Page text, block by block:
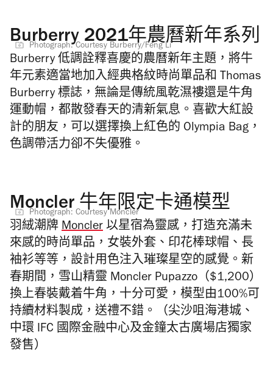
Burberry 2021年農曆新年系列
Photograph: Courtesy Burberry/Feng Li
Burberry 低調詮釋喜慶的農曆新年主題，將牛
年元素適當地加入經典格紋時尚單品和 Thomas
Burberry 標誌，無論是傳統風乾濕褸還是牛角
運動帽，都散發春天的清新氣息。喜歡大紅設
計的朋友，可以選擇換上紅色的 Olympia Bag ，
色調帶活力卻不失優雅。
Moncler 牛年限定卡通模型
Photograph: Courtesy Moncler
羽絨潮牌 Moncler 以星宿為靈感，打造充滿未
來感的時尚單品，女裝外套、印花棒球帽、長
袖衫等等，設計用色注入璀璨星空的感覺。新
春期間，雪山精靈 Moncler Pupazzo（$1,200）
換上春裝戴着牛角，十分可愛，模型由100%可
持續材料製成，送禮不錯。（尖沙咀海港城、
中環 IFC 國際金融中心及金鐘太古廣場店獨家
發售）